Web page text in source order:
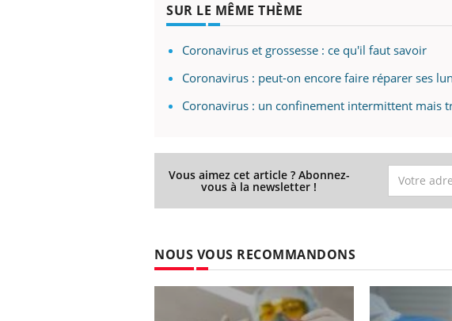
SUR LE MÊME THÈME
Coronavirus et grossesse : ce qu'il faut savoir
Coronavirus : peut-on encore faire réparer ses
Coronavirus : un confinement intermittent mais
Vous aimez cet article ? Abonnez-
vous à la newsletter !
NOUS VOUS RECOMMANDONS